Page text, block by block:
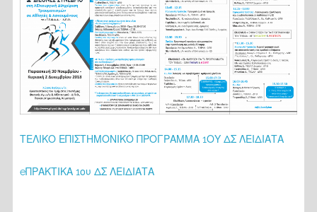
ΤΕΛΙΚΟ ΕΠΙΣΤΗΜΟΝΙΚΟ ΠΡΟΓΡΑΜΜΑ 1ΟΥ ΔΣ ΛΕΙΔΙΑΤΑ
eΠΡΑΚΤΙΚΑ 1ου ΔΣ ΛΕΙΔΙΑΤΑ